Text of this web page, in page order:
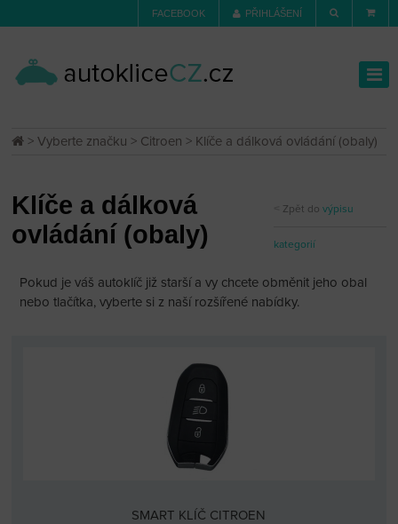
FACEBOOK PŘIHLÁŠENÍ
>Vyberte značku > Citroen > Klíče a dálková ovládání (obaly)
Zpět dovýpisu
kategorií
Klíče a dálková
ovládání (obaly)
Pokud je váš autoklíč již starší a vy chcete obměnit jeho obal
nebo tlačítka, vyberte si z naší rozšířené nabídky.
SMART KLÍČ CITROEN